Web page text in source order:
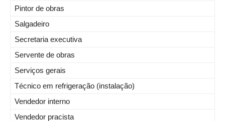
Pintor de obras
Salgadeiro
Secretaria executiva
Servente de obras
Serviços gerais
Técnico em refrigeração (instalação)
Vendedor interno
Vendedor pracista